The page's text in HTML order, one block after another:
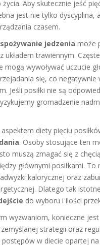
Aby skutecznie jeść
jest nie tylko dyscyplina,
czasem.
jedzenia może
układem trawiennym.
mogą wywoływać uczucie
się, co negatywnie
Jeśli posiłki nie są
gromadzenie
diety pięciu
. Osoby stosujące ten
muszą zmagać się z
głównymi posiłkami. To
kalorycznej oraz
Dlatego tak
do wyboru i ilości
wyzwaniom, konieczne jest
strategii oraz
w diecie opartej na